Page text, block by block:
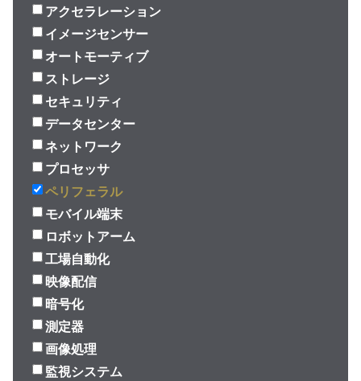
アクセラレーション
イメージセンサー
オートモーティブ
ストレージ
セキュリティ
データセンター
ネットワーク
プロセッサ
ペリフェラル
モバイル端末
ロボットアーム
工場自動化
映像配信
暗号化
測定器
画像処理
監視システム